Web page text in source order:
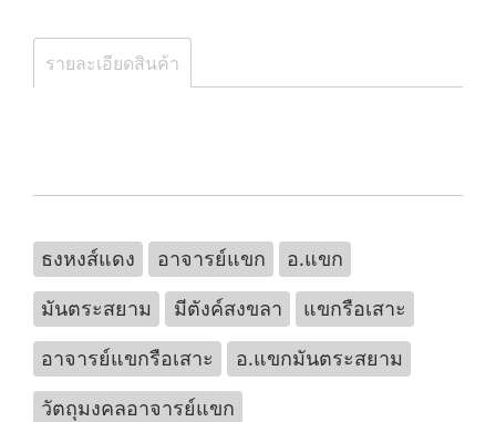
รายละเอียดสินค้า
ธงหงส์แดง อาจารย์แขก
อ.แขก
มันตระสยาม
มีตังค์สงขลา
แขกรือเสาะ
อาจารย์แขกรือเสาะ
อ.แขกมันตระสยาม
วัตถุมงคลอาจารย์แขก